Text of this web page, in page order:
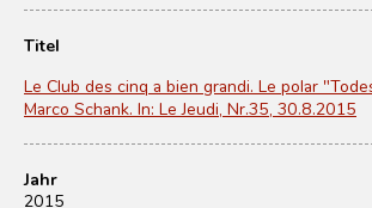
Titel
Le Club des cinq a bien grandi. Le polar
Marco Schank. In: Le Jeudi, Nr.35, 30.8.2015
Jahr
2015